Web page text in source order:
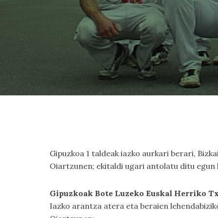
Gipuzkoa 1 taldeak iazko aurkari berari,
Oiartzunen; ekitaldi ugari antolatu ditu
Gipuzkoak Bote Luzeko Euskal Herriko
Iazko arantza atera eta beraien